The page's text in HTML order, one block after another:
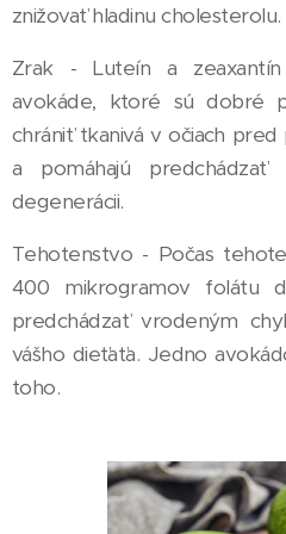
znižovať hladinu cholesterolu.
Zrak - Luteín a
avokáde, ktoré sú dobré
chrániť tkanivá v očiach
a pomáhajú predchádzať
degenerácii.
Tehotenstvo - Počas
400 mikrogramov folátu
predchádzať vrodeným
vášho dieťaťa. Jedno
toho.